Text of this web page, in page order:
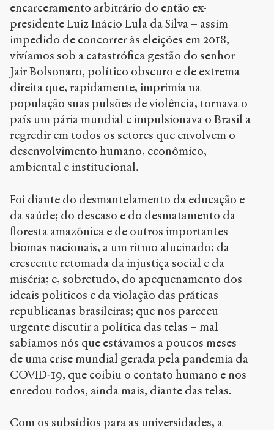
encarceramento arbitrário do então ex-
presidente Luiz Inácio Lula da Silva – assim
impedido de concorrer às eleições em 2018,
vivíamos sob a catastrófica gestão do senhor
Jair Bolsonaro, político obscuro e de extrema
direita que, rapidamente, imprimia na
população suas pulsões de violência, tornava o
país um pária mundial e impulsionava o Brasil a
regredir em todos os setores que envolvem o
desenvolvimento humano, econômico,
ambiental e institucional.
Foi diante do desmantelamento da educação e
da saúde; do descaso e do desmatamento da
floresta amazônica e de outros importantes
biomas nacionais, a um ritmo alucinado; da
crescente retomada da injustiça social e da
miséria; e, sobretudo, do apequenamento dos
ideais políticos e da violação das práticas
republicanas brasileiras; que nos pareceu
urgente discutir a política das telas – mal
sabíamos nós que estávamos a poucos meses
de uma crise mundial gerada pela pandemia da
COVID-19, que coibiu o contato humano e nos
enredou todos, ainda mais, diante das telas.
Com os subsídios para as universidades, a